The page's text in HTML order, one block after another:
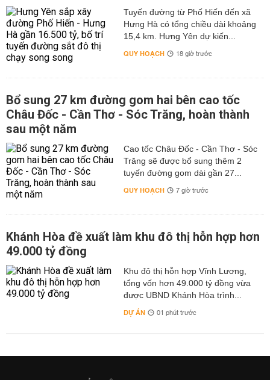
Tuyến đường từ Phố Hiến đến xã
Hưng Hà có tổng chiều dài khoảng
15,4 km. Hưng Yên dự kiến...
QUY HOẠCH 18 giờ trước
Bổ sung 27 km đường gom hai bên cao tốc
Châu Đốc - Cần Thơ - Sóc Trăng, hoàn thành
sau một năm
Cao tốc Châu Đốc - Cần Thơ - Sóc
Trăng sẽ được bổ sung thêm 2
tuyến đường gom dài gần 27...
QUY HOẠCH 7 giờ trước
Khánh Hòa đề xuất làm khu đô thị hỗn hợp hơn
49.000 tỷ đồng
Khu đô thị hỗn hợp Vĩnh Lương,
tổng vốn hơn 49.000 tỷ đồng vừa
được UBND Khánh Hòa trình...
DỰ ÁN 01 phút trước